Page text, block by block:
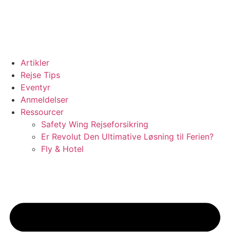
Artikler
Rejse Tips
Eventyr
Anmeldelser
Ressourcer
Safety Wing Rejseforsikring
Er Revolut Den Ultimative Løsning til Ferien?
Fly & Hotel